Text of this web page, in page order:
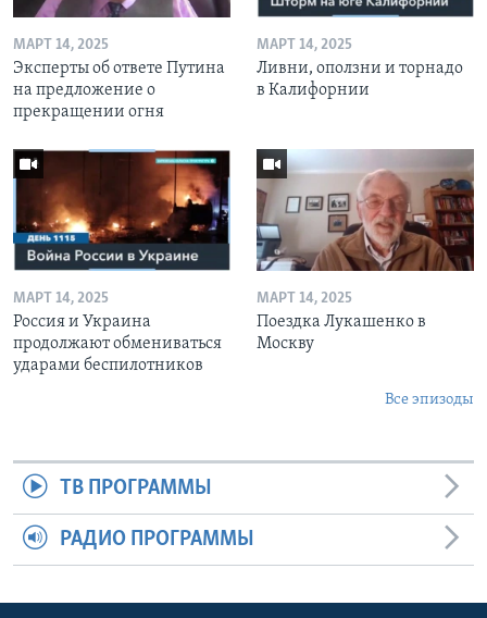
МАРТ 14, 2025
Эксперты об ответе Путина
на предложение о
прекращении огня
МАРТ 14, 2025
Ливни, оползни и торнадо
в Калифорнии
МАРТ 14, 2025
Россия и Украина
продолжают обмениваться
ударами беспилотников
МАРТ 14, 2025
Поездка Лукашенко в
Москву
Все эпизоды
ТВ ПРОГРАММЫ
РАДИО ПРОГРАММЫ